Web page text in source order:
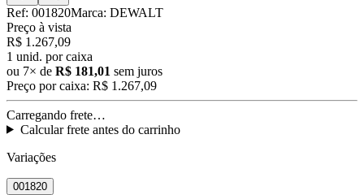
Ref: 001820Marca: DEWALT
Preço à vista
R$ 1.267,09
1 unid. por caixa
ou 7× de R$ 181,01 sem juros
Preço por caixa: R$ 1.267,09
Carregando frete…
Calcular frete antes do carrinho
Variações
001820